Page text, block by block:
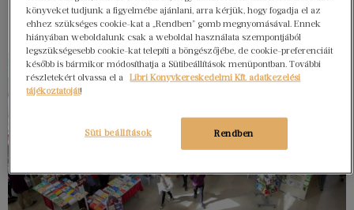
könyveket tudjunk a figyelmébe ajánlani, arra kérjük, hogy fogadja el az
ehhez szükséges cookie-kat a „Rendben” gomb megnyomásával. Ennek
hiányában weboldalunk csak a weboldal használata szempontjából
legszükségesebb cookie-kat telepíti a böngészőjébe, de cookie-preferenciáit
később is bármikor módosíthatja a Sütibeállítások menüpontban. További
részletekért olvassa el a
Libri Könyvkereskedelmi Kft. adatkezelési
tájékoztatóját!
Rendben
Süti beállítások